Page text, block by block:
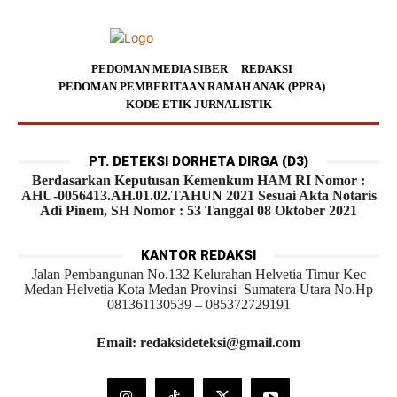
PEDOMAN MEDIA SIBER
REDAKSI
PEDOMAN PEMBERITAAN RAMAH ANAK (PPRA)
KODE ETIK JURNALISTIK
PT. DETEKSI DORHETA DIRGA (D3)
Berdasarkan Keputusan Kemenkum HAM RI Nomor :
AHU-0056413.AH.01.02.TAHUN 2021 Sesuai Akta Notaris
Adi Pinem, SH Nomor : 53 Tanggal 08 Oktober 2021
KANTOR REDAKSI
Jalan Pembangunan No.132 Kelurahan Helvetia Timur Kec
Medan Helvetia Kota Medan Provinsi Sumatera Utara No.Hp
081361130539 – 085372729191
Email: redaksideteksi@gmail.com